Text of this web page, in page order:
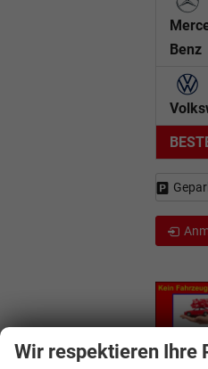
Benz
Wir respektieren Ihre